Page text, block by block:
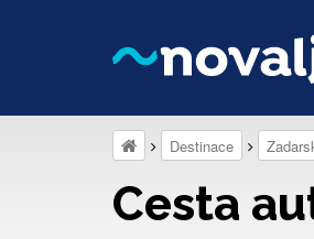
Destinace
Cesta